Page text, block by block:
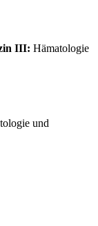
III: Hämatologie
und